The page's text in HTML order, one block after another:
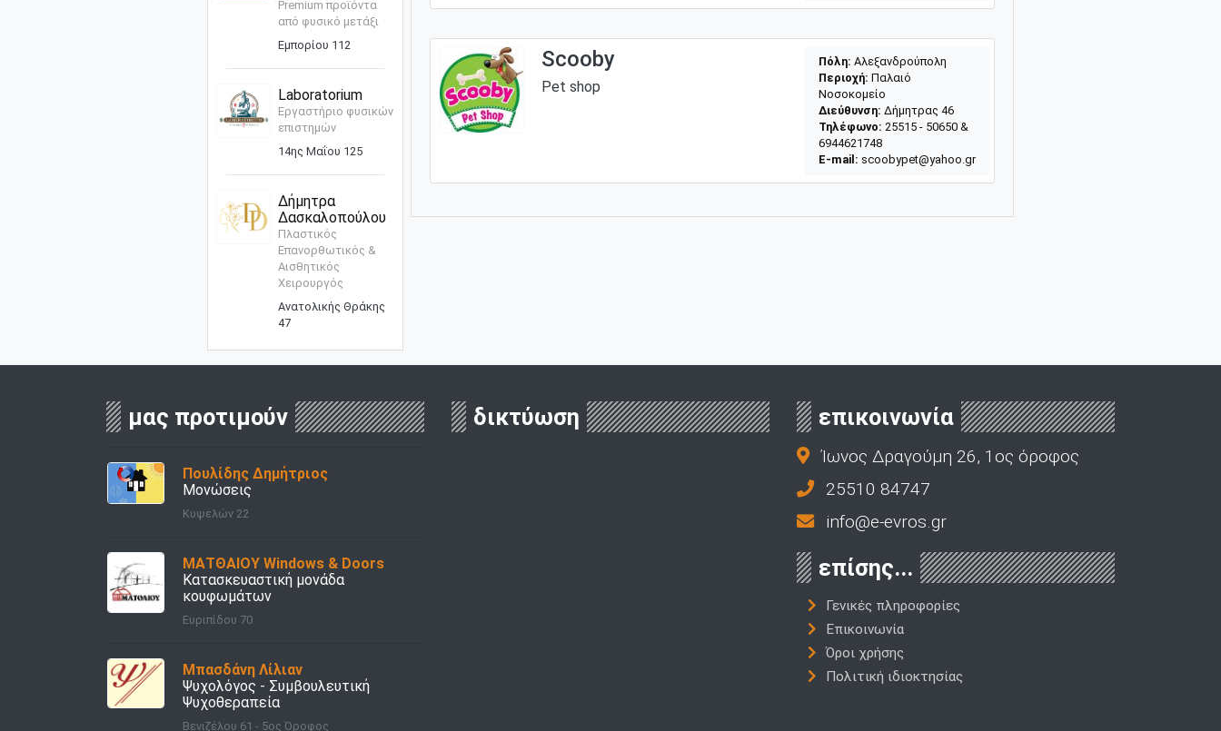
Premium προϊόντα
από φυσικό μετάξι
Εμπορίου 112
Laboratorium
Εργαστήριο φυσικών
επιστημών
14ης Μαΐου 125
Δήμητρα
Δασκαλοπούλου
Πλαστικός
Επανορθωτικός &
Αισθητικός
Χειρουργός
Ανατολικής Θράκης
47
Scooby
Pet shop
Πόλη: Αλεξανδρούπολη
Περιοχή: Παλαιό
Νοσοκομείο
Διεύθυνση: Δήμητρας 46
Τηλέφωνο: 25515 - 50650 &
6944621748
E-mail: scoobypet@yahoo.gr
μας προτιμούν
Πουλίδης Δημήτριος
Μονώσεις
Κυψελών 22
ΜΑΤΘΑΙΟΥ Windows & Doors
Κατασκευαστική μονάδα
κουφωμάτων
Ευριπίδου 70
Μπασδάνη Λίλιαν
Ψυχολόγος - Συμβουλευτική
Ψυχοθεραπεία
Βενιζέλου 61 - 5ος Όροφος
δικτύωση επικοινωνία
Ίωνος Δραγούμη 26, 1ος όροφος
25510 84747
info@e-evros.gr
επίσης...
Γενικές πληροφορίες
Επικοινωνία
Όροι χρήσης
Πολιτική ιδιοκτησίας